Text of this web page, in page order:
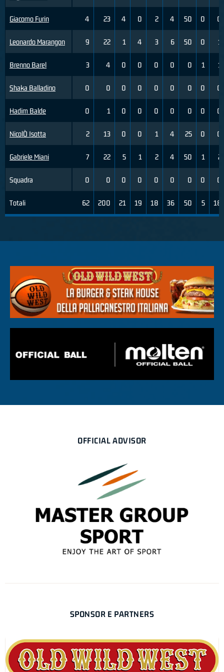
Giacomo Furin
Leonardo Marangon
Brenno Barel
Shaka Balladino
Hadim Balde
NicolÒ Isotta
Gabriele Miani
Squadra
Totali
4 23 4 0 2 4 50 0 0
9 22 1 4 3 6 50 0 1
3 4 0 0 0 0 0 1 1
0 0 0 0 0 0 0 0 0
0 1 0 0 0 0 0 0 0
2 13 0 0 1 4 25 0 0
7 22 5 1 2 4 50 1 2
0 0 0 0 0 0 0 0 0
62 200 21 19 18 36 50 5 18
OFFICIAL ADVISOR
SPONSOR E PARTNERS